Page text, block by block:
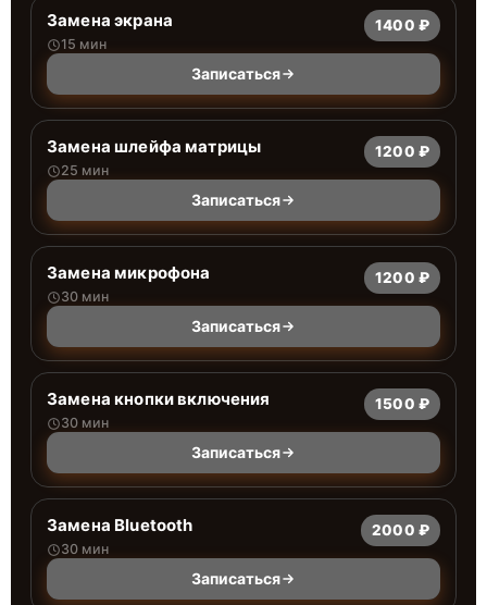
Замена экрана
15 мин
1400 ₽
Записаться
Замена шлейфа матрицы
25 мин
1200 ₽
Записаться
Замена микрофона
30 мин
1200 ₽
Записаться
Замена кнопки включения
30 мин
1500 ₽
Записаться
Замена Bluetooth
30 мин
2000 ₽
Записаться